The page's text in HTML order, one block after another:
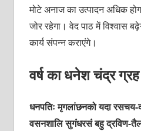
मोटे अनाज का उत्पादन अधिक
जोर रहेगा। वेद पाठ में विश्वास
कार्य संपन्न कराएंगे।
वर्ष का धनेश चंद्र ग्रह
धनपतिः मृगलांछनको यदा
वसनशालि सुगंधरसं बहु द्रविण-